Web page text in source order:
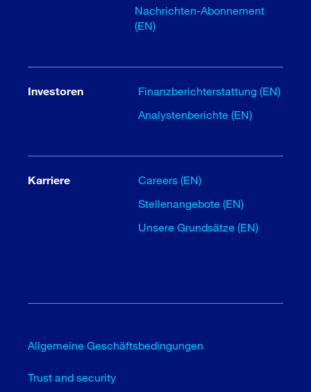
Nachrichten-Abonnement
(EN)
Investoren
Finanzberichterstattung (EN)
Analystenberichte (EN)
Karriere
Careers (EN)
Stellenangebote (EN)
Unsere Grundsätze (EN)
Allgemeine Geschäftsbedingungen
Trust and security